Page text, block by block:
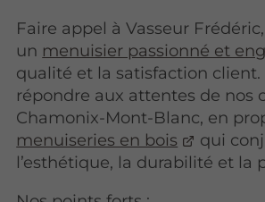
Faire appel à Vasseur
un menuisier passionné et
qualité et la satisfaction client.
répondre aux attentes de nos
Chamonix-Mont-Blanc, en
menuiseries en bois
qui
l’esthétique, la durabilité et la